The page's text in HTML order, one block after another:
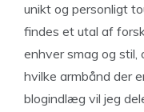
unikt og personligt
findes et utal af
enhver smag og
hvilke armbånd der
blogindlæg vil jeg